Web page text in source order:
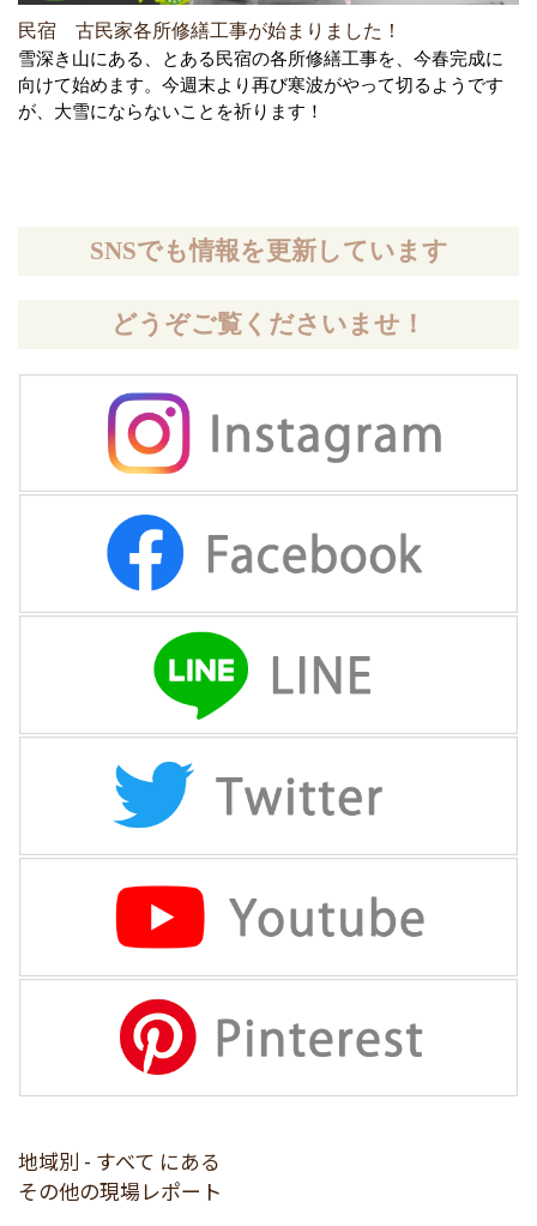
民宿 古民家各所修繕工事が始まりました！
雪深き山にある、とある民宿の各所修繕工事を、今春完成に
向けて始めます。今週末より再び寒波がやって切るようです
が、大雪にならないことを祈ります！
SNSでも情報を更新しています
どうぞご覧くださいませ！
地域別 - すべて にある
その他の現場レポート